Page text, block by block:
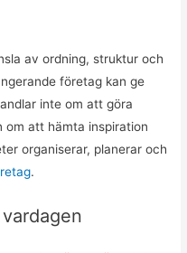
av ordning, struktur och
företag kan ge
inte om att göra
om att hämta inspiration
organiserar, planerar och
.